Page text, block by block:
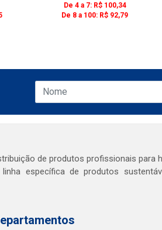
De 4 a 7: R$ 100,34
De 8 a 100: R$ 92,79
de produtos profissionais para
específica de produtos